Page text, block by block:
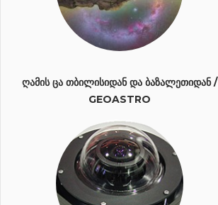
ᲦᲐᲛᲘᲡ ᲪᲐ ᲗᲑᲘᲚᲘᲡᲘᲓᲐᲜ ᲓᲐ ᲑᲐᲖᲐᲚᲔᲗᲘᲓᲐᲜ /
GEOASTRO